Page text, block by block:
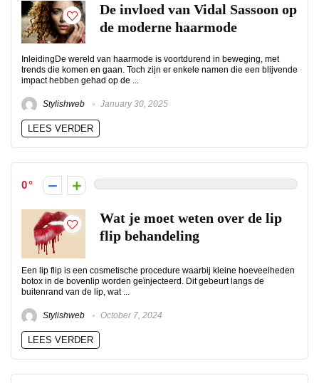
De invloed van Vidal Sassoon op
de moderne haarmode
InleidingDe wereld van haarmode is voortdurend in beweging, met
trends die komen en gaan. Toch zijn er enkele namen die een blijvende
impact hebben gehad op de ...
Stylishweb January 30, 2025
LEES VERDER
0
Wat je moet weten over de lip
flip behandeling
Een lip flip is een cosmetische procedure waarbij kleine hoeveelheden
botox in de bovenlip worden geïnjecteerd. Dit gebeurt langs de
buitenrand van de lip, wat ...
Stylishweb October 7, 2024
LEES VERDER